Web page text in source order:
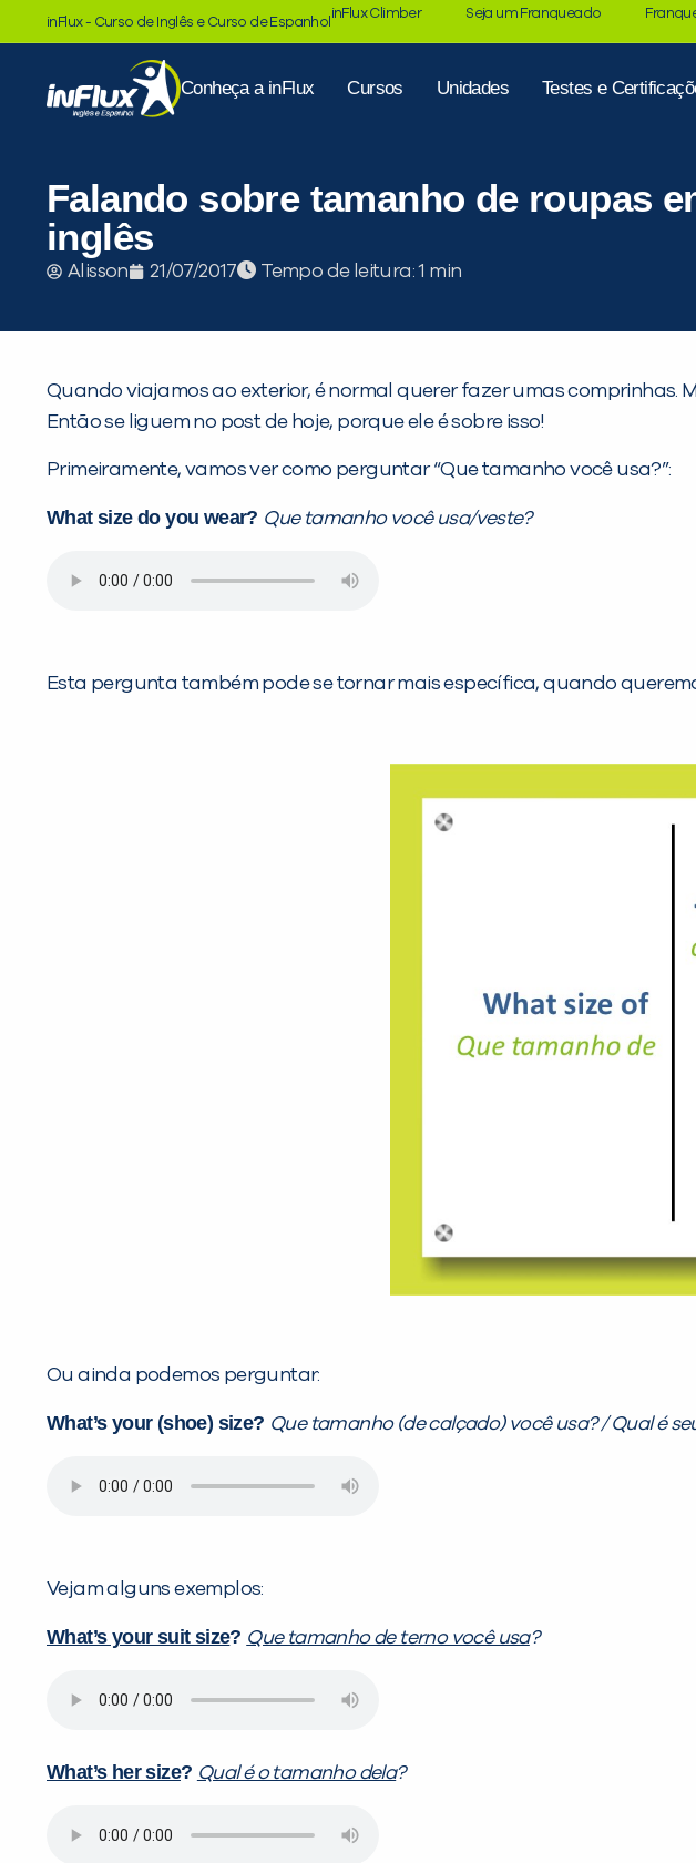
inFlux - Curso de Inglês e Curso de Espanhol
inFlux Climber Seja um Franqueado
Conheça a inFlux Cursos Unidades Testes e
Falando sobre tamanho de roupas
inglês
Alisson 21/07/2017 Tempo de leitura:
Quando viajamos ao exterior, é normal querer fazer umas comprinhas.
Então se liguem no post de hoje, porque ele é sobre isso!
Primeiramente, vamos ver como perguntar “Que tamanho você usa?”:
What size do you wear? Que tamanho você usa/veste?
Esta pergunta também pode se tornar mais específica, quando
Ou ainda podemos perguntar:
What’s your (shoe) size? Que tamanho (de calçado) você usa? /Qual é
Vejam alguns exemplos:
What’s your suit size? Que tamanho de terno você usa?
What’s her size? Qual é o tamanho dela?